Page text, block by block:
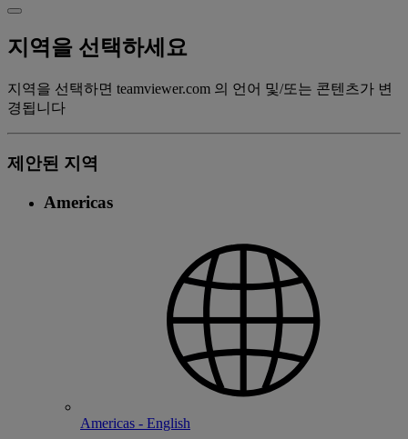
지역을 선택하세요
지역을 선택하면 teamviewer.com 의 언어 및/또는 콘텐츠가 변
경됩니다
제안된 지역
Americas
Americas - English